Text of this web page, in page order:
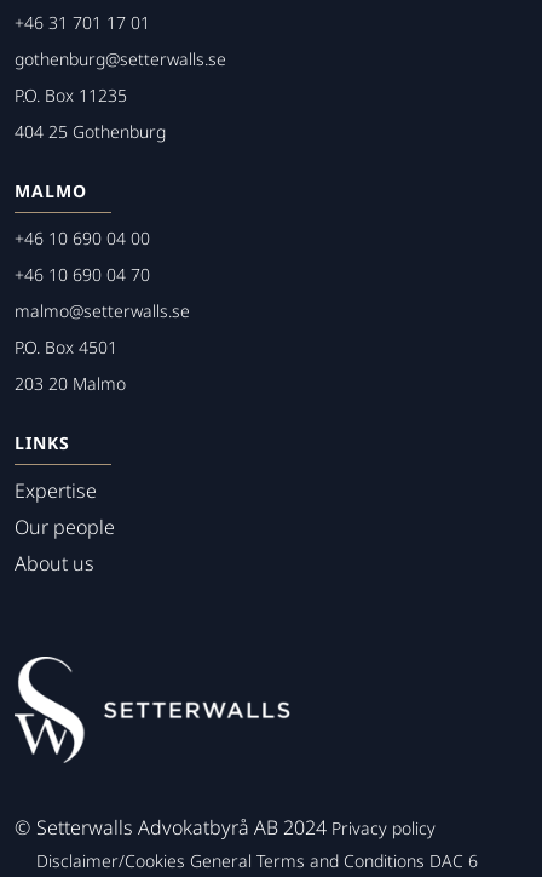
+46 31 701 17 01
gothenburg@setterwalls.se
P.O. Box 11235
404 25 Gothenburg
MALMO
+46 10 690 04 00
+46 10 690 04 70
malmo@setterwalls.se
P.O. Box 4501
203 20 Malmo
LINKS
Expertise
Our people
About us
© Setterwalls Advokatbyrå AB 2024 Privacy policy
Disclaimer/Cookies General Terms and Conditions DAC 6